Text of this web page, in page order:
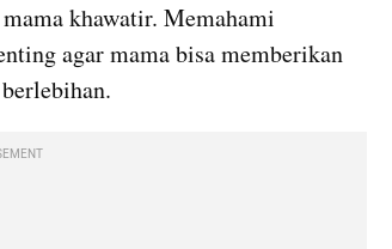
khawatir. Memahami
agar mama bisa memberikan